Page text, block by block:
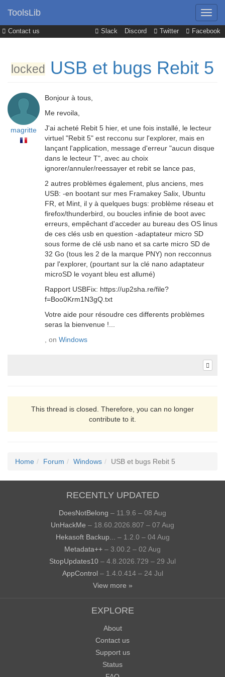
Contact us Slack Discord Twitter Facebook
ToolsLib
locked USB et bugs Rebit 5
magritte
Bonjour à tous,
Me revoila,
J'ai acheté Rebit 5 hier, et une fois installé, le lecteur
virtuel "Rebit 5" est recconu sur l'explorer, mais en
lançant l'application, message d'erreur "aucun disque
dans le lecteur T", avec au choix
ignorer/annuler/reessayer et rebit se lance pas,
2 autres problèmes également, plus anciens, mes
USB: -en bootant sur mes Framakey Salix, Ubuntu
FR, et Mint, il y à quelques bugs: problème réseau et
firefox/thunderbird, ou boucles infinie de boot avec
erreurs, empêchant d'acceder au bureau des OS linus
de ces clés usb en question -adaptateur micro SD
sous forme de clé usb nano et sa carte micro SD de
32 Go (tous les 2 de la marque PNY) non recconnus
par l'explorer, (pourtant sur la clé nano adaptateur
microSD le voyant bleu est allumé)
Rapport USBFix: https://up2sha.re/file?
f=Boo0Krm1N3gQ.txt
Votre aide pour résoudre ces differents problèmes
seras la bienvenue !...
, on Windows
This thread is closed. Therefore, you can no longer
contribute to it.
Home Forum Windows USB et bugs Rebit 5
RECENTLY UPDATED
DoesNotBelong – 11.9.6 – 08 Aug
UnHackMe – 18.60.2026.807 – 07 Aug
Hekasoft Backup... – 1.2.0 – 04 Aug
Metadata++ – 3.00.2 – 02 Aug
StopUpdates10 – 4.8.2026.729 – 29 Jul
AppControl – 1.4.0.414 – 24 Jul
View more »
EXPLORE
About
Contact us
Support us
Status